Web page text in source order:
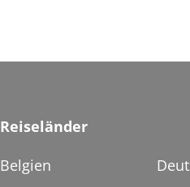
Reiseländer
Belgien